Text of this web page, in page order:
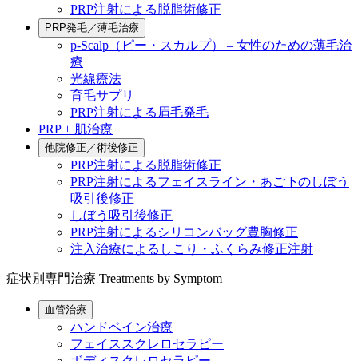
PRP注射による脱脂術修正
PRP発毛／薄毛治療
p-Scalp（ピー・スカルプ） – 女性のための薄毛治
療
光線療法
育毛サプリ
PRP注射による眉毛発毛
PRP + 肌治療
他院修正／術後修正
PRP注射による脱脂術修正
PRP注射によるフェイスライン・あご下のしぼう
吸引後修正
しぼう吸引後修正
PRP注射によるシリコンバッグ豊胸修正
注入治療によるしこり・ふくらみ修正注射
症状別専門治療 Treatments by Symptom
血管治療
ハンドベイン治療
フェイススクレロセラピー